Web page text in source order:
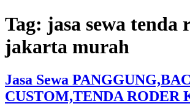
Tag: jasa sewa tenda
jakarta murah
Jasa Sewa
CUSTOM,TENDA RODER